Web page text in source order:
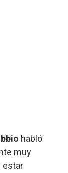
habló
muy
estar